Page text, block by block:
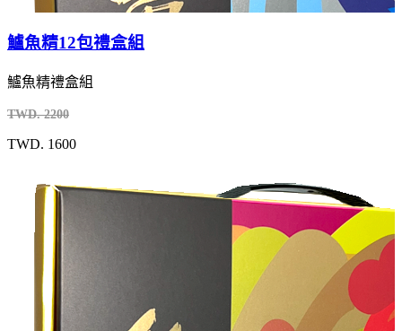
鱸魚精12包禮盒組
鱸魚精禮盒組
TWD. 2200
TWD. 1600